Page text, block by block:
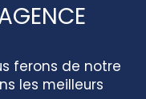
ferons de notre
les meilleurs